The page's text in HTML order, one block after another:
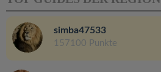
simba47533
157100 Punkte